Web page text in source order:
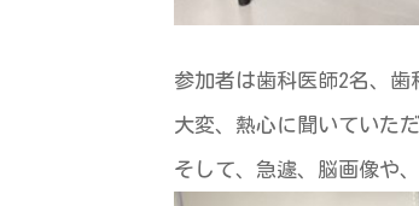
参加者は歯科医師2名、
大変、熱心に聞いていた
そして、急遽、脳画像や